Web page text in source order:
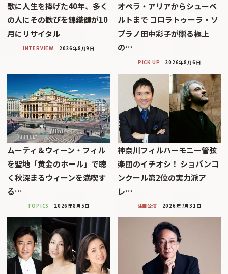
歌に人生を捧げた40年、多く
の人にその歓びを錦織健が10
月にリサイタル
INTERVIEW 2026年8月9日
オペラ・アリアからシューベ
ルトまで コロラトゥーラ・ソ
プラノ田中彩子が贈る極上
の…
PICK UP 2026年8月6日
ムーティ＆ウィーン・フィル
を聖地「黄金のホール」で聴
く秋深まるウィーンを満喫す
る…
TOPICS 2026年8月5日
神奈川フィルハーモニー管弦
楽団のイチオシ！ ショパンコ
ンクール第2位の実力派ア
レ…
注目公演 2026年7月31日